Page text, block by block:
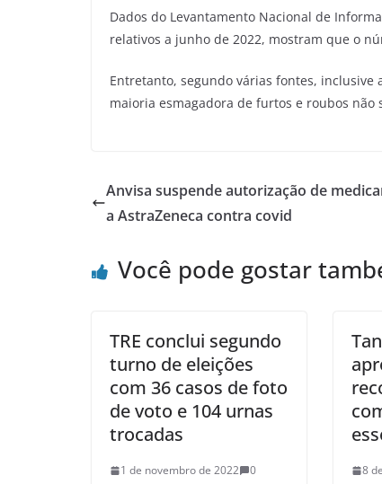
Dados do Levantamento Nacional de
relativos a junho de 2022, mostram que o
Entretanto, segundo várias fontes, inclusive
maioria esmagadora de furtos e roubos não
Anvisa suspende autorização de
a AstraZeneca contra covid
Você pode gostar
TRE conclui segundo
turno de eleições
com 36 casos de foto
de voto e 104 urnas
trocadas
1 de novembro de 2022 0 8